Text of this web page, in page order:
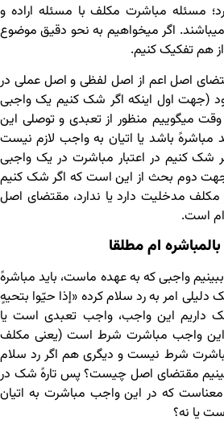
مسئله مباشرت مکلف با مسئله اراده و
می‏باشند. اگر می‏خواهیم به نحو دقیق موضوع
از هم تفکیک کنیم.
اصل اعم از اصل لفظی و اصل عملی در
(جهت اول اینکه اگر شک کنیم یک واجبی
می‏گوییم منظور از تعبدی و توصلی این
مباشرهً باشد یا اتیان به واجب لازم نیست
شک کنیم در اعتبار مباشرت در یک واجبی
دوم بحث از این است که اگر شک کنیم
مکلف مدخلیت دارد یا ندارد، مقتضای اصل
است.
ام مطلقا
واجبی که به عهده ماست، باید مباشرهً
دلیلی امر به رد سلام کرده «إذا حیّوا بتحیهٍ
داریم این واجب، واجب تعبدی است یا
این واجب مباشرت شرط است (یعنی مکلف
شرط نیست و دیگری هم اگر رد سلام
مقتضای اصل چیست؟ پس تارهً شک در
که در این واجب مباشرت به اتیان
یا نه؟